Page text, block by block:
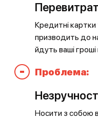
Кредитні
призводить до
йдуть ваші
- Проблема:
Носити з собою